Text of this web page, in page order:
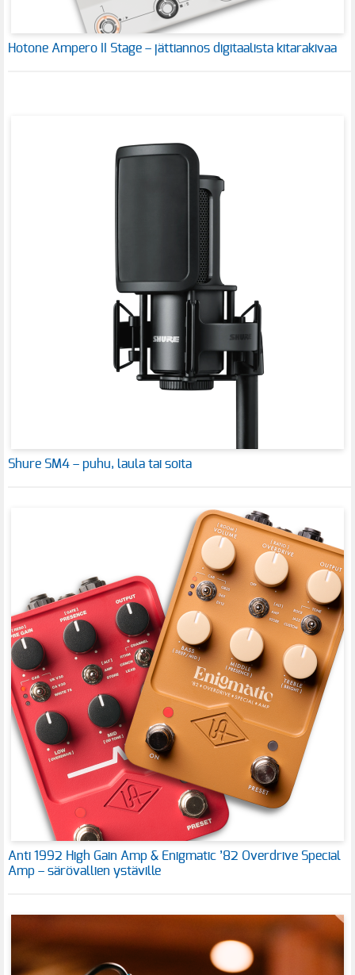
Hotone Ampero II Stage – jättiannos digitaalista kitarakivaa
Shure SM4 – puhu, laula tai soita
Anti 1992 High Gain Amp & Enigmatic ’82 Overdrive Special
Amp – särövallien ystäville